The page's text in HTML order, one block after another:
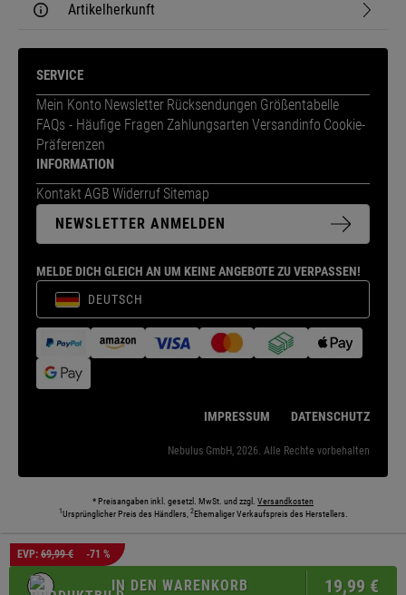
EVP: 69,99 € -71 %
IN DEN WARENKORB 19,99 €
Artikelherkunft
SERVICE
Mein Konto Newsletter Rücksendungen Größentabelle
FAQs - Häufige Fragen Zahlungsarten Versandinfo Cookie-
Präferenzen
INFORMATION
Kontakt AGB Widerruf Sitemap
NEWSLETTER ANMELDEN
MELDE DICH GLEICH AN UM KEINE ANGEBOTE ZU VERPASSEN!
DEUTSCH
IMPRESSUM DATENSCHUTZ
Nebulus GmbH, 2026. Alle Rechte vorbehalten
* Preisangaben inkl. gesetzl. MwSt. und zzgl. Versandkosten
1Ursprünglicher Preis des Händlers, 2Ehemaliger Verkaufspreis des Herstellers.
Die abgebildeten Models und Umgebungen können teilweise KI-generiert sein. Die
dargestellten Produkte entsprechen den angebotenen Artikeln.